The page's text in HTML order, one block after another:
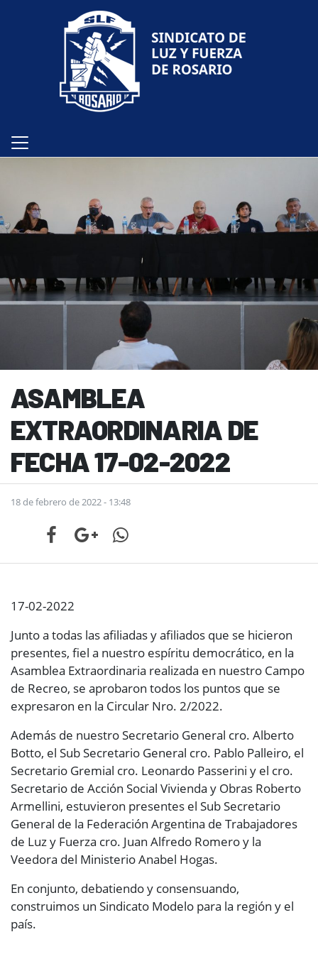
ASAMBLEA
EXTRAORDINARIA DE
FECHA 17-02-2022
18 de febrero de 2022 - 13:48
17-02-2022
Junto a todas las afiliadas y afiliados que se hicieron
presentes, fiel a nuestro espíritu democrático, en la
Asamblea Extraordinaria realizada en nuestro Campo
de Recreo, se aprobaron todos los puntos que se
expresaron en la Circular Nro. 2/2022.
Además de nuestro Secretario General cro. Alberto
Botto, el Sub Secretario General cro. Pablo Palleiro, el
Secretario Gremial cro. Leonardo Passerini y el cro.
Secretario de Acción Social Vivienda y Obras Roberto
Armellini, estuvieron presentes el Sub Secretario
General de la Federación Argentina de Trabajadores
de Luz y Fuerza cro. Juan Alfredo Romero y la
Veedora del Ministerio Anabel Hogas.
En conjunto, debatiendo y consensuando,
construimos un Sindicato Modelo para la región y el
país.